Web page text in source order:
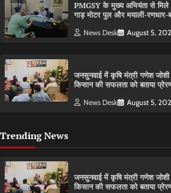
PMGSY के मुख्य अभियंता से मिले
गाड़ मोटर पुल और मयाली-रणधार-
News Desk August 5,
जनसुनवाई में कृषि मंत्री गणेश
किसान की सफलता को बताया
News Desk August 5,
Trending News
जनसुनवाई में कृषि मंत्री गणेश
किसान की सफलता को बताया